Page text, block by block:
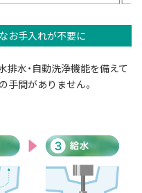
お手入れが不要に
排水・自動洗浄機能を備えて
手間がありません。